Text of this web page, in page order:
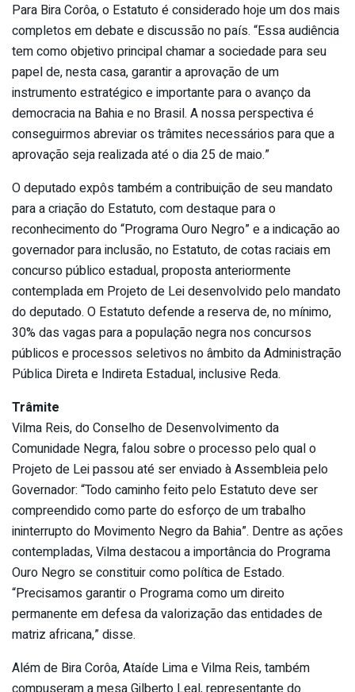
Para Bira Corôa, o Estatuto é considerado hoje um dos mais
completos em debate e discussão no país. “Essa audiência
tem como objetivo principal chamar a sociedade para seu
papel de, nesta casa, garantir a aprovação de um
instrumento estratégico e importante para o avanço da
democracia na Bahia e no Brasil. A nossa perspectiva é
conseguirmos abreviar os trâmites necessários para que a
aprovação seja realizada até o dia 25 de maio.”
O deputado expôs também a contribuição de seu mandato
para a criação do Estatuto, com destaque para o
reconhecimento do “Programa Ouro Negro” e a indicação ao
governador para inclusão, no Estatuto, de cotas raciais em
concurso público estadual, proposta anteriormente
contemplada em Projeto de Lei desenvolvido pelo mandato
do deputado. O Estatuto defende a reserva de, no mínimo,
30% das vagas para a população negra nos concursos
públicos e processos seletivos no âmbito da Administração
Pública Direta e Indireta Estadual, inclusive Reda.
Trâmite
Vilma Reis, do Conselho de Desenvolvimento da
Comunidade Negra, falou sobre o processo pelo qual o
Projeto de Lei passou até ser enviado à Assembleia pelo
Governador: “Todo caminho feito pelo Estatuto deve ser
compreendido como parte do esforço de um trabalho
ininterrupto do Movimento Negro da Bahia”. Dentre as ações
contempladas, Vilma destacou a importância do Programa
Ouro Negro se constituir como política de Estado.
“Precisamos garantir o Programa como um direito
permanente em defesa da valorização das entidades de
matriz africana,” disse.
Além de Bira Corôa, Ataíde Lima e Vilma Reis, também